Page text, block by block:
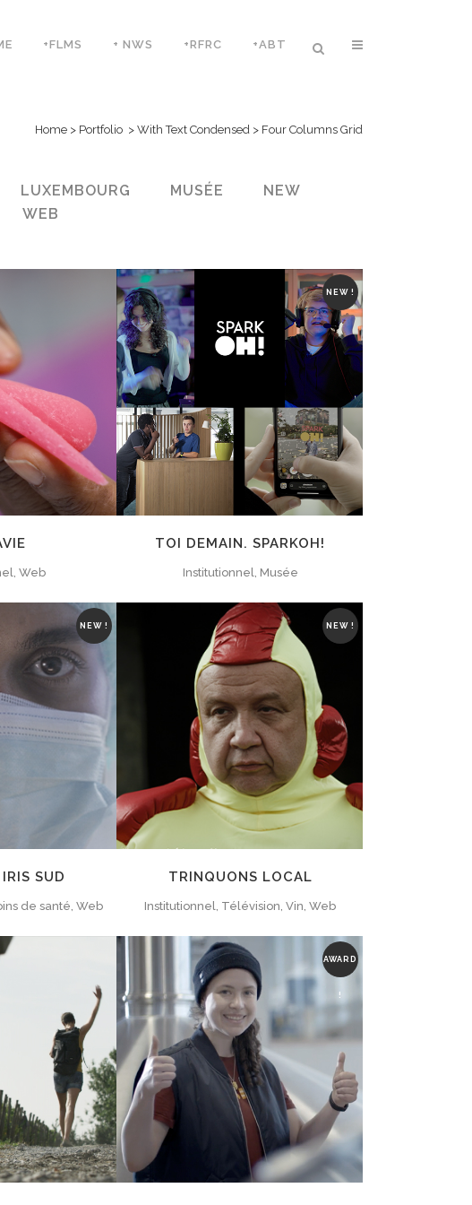
+FLMS + NWS +RFRC +ABT
Home > Portfolio > With Text Condensed > Four Columns Grid
LUXEMBOURG MUSÉE
NEW
WEB
VIEW
Web
NEW !
ZOOM VIEW
TOI DEMAIN. SPARKOH!
Institutionnel, Musée
NEW !
SUD
de santé, Web
NEW !
ZOOM VIEW
TRINQUONS LOCAL
Institutionnel, Télévision, Vin, Web
VIEW
AWARD
!
ZOOM VIEW